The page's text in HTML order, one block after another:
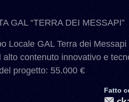
GAL “TERRA DEI MESSAPI”
GAL Terra dei
contenuto innovativo e
progetto: 55.000 €
Fatto